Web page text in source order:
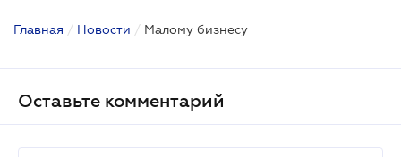
Главная / Новости / Малому бизнесу
Оставьте комментарий